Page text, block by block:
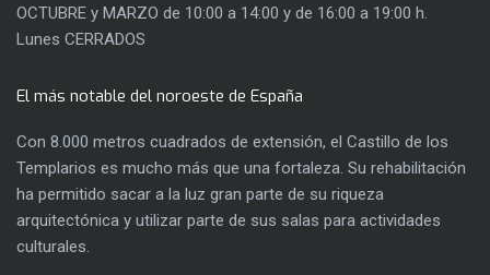
OCTUBRE y MARZO de 10:00 a 14:00 y de 16:00 a 19:00 h.
Lunes CERRADOS
El más notable del noroeste de España
Con 8.000 metros cuadrados de extensión, el Castillo de los
Templarios es mucho más que una fortaleza. Su rehabilitación
ha permitido sacar a la luz gran parte de su riqueza
arquitectónica y utilizar parte de sus salas para actividades
culturales.